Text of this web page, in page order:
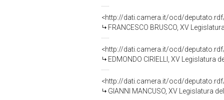
<http://dati.camera.it/ocd/
FRANCESCO BRUSCO, XV
<http://dati.camera.it/ocd/
EDMONDO CIRIELLI, XV Legislatura
<http://dati.camera.it/ocd/
GIANNI MANCUSO, XV Legislatura